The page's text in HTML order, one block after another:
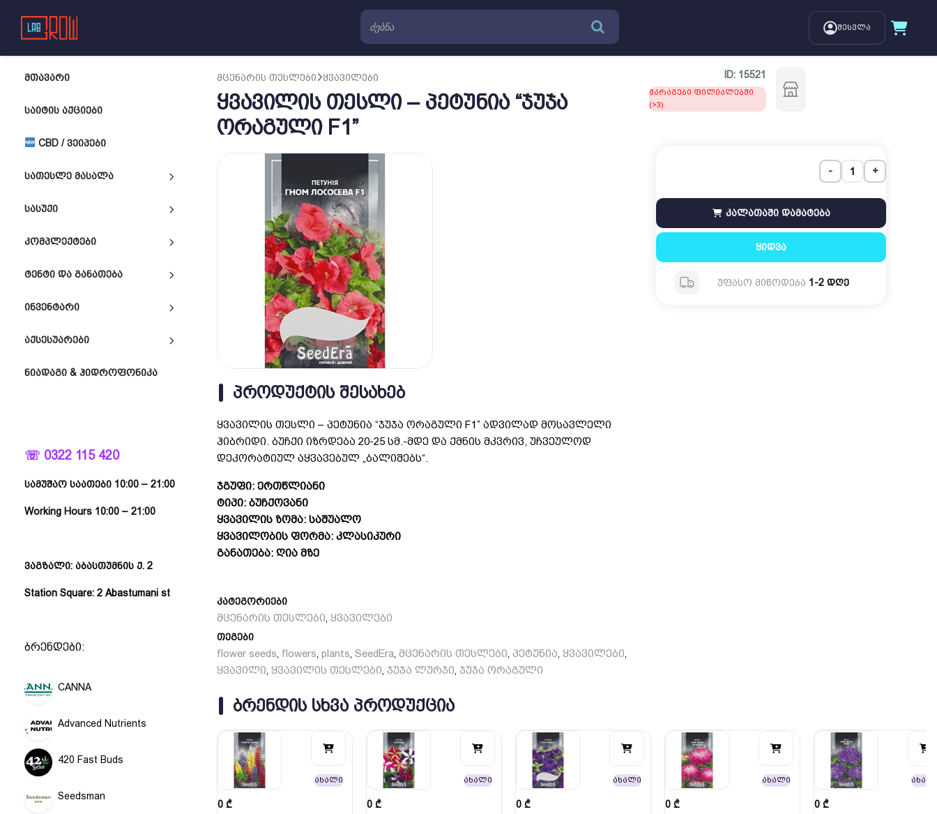
შესვლა
ᲛᲗᲐᲕᲐᲠᲘ
ᲡᲐᲘᲢᲘᲡ ᲐᲥᲪᲘᲔᲑᲘ
CBD / ᲕᲔᲘᲞᲔᲑᲘ
ᲡᲐᲗᲔᲡᲚᲔ ᲛᲐᲡᲐᲚᲐ
ᲡᲐᲡᲣᲥᲘ
ᲙᲝᲛᲞᲚᲔᲥᲢᲔᲑᲘ
ᲢᲔᲜᲢᲘ ᲓᲐ ᲒᲐᲜᲐᲗᲔᲑᲐ
ᲘᲜᲕᲔᲜᲢᲐᲠᲘ
ᲐᲥᲡᲔᲡᲣᲐᲠᲔᲑᲘ
ᲜᲘᲐᲓᲐᲒᲘ & ᲰᲘᲓᲠᲝᲤᲝᲜᲘᲙᲐ
☏ 0322 115 420
სამუშაო საათები 10:00 – 21:00
Working Hours 10:00 – 21:00
ვაგზალი: აბასთუმნის ქ. 2
Station Square: 2 Abastumani st
ბრენდები:
CANNA
Advanced Nutrients
420 Fast Buds
Seedsman
ᲛᲪᲔᲜᲐᲠᲘᲡ ᲗᲔᲡᲚᲔᲑᲘ ᲧᲕᲐᲕᲘᲚᲔᲑᲘ
ყვავილის თესლი – პეტუნია “ჯუჯა
ორაგული F1”
ID: 15521
მარაგები ფილიალებში
(>3)
ᲞᲠᲝᲓᲣᲥᲢᲘᲡ ᲨᲔᲡᲐᲮᲔᲑ
ყვავილის თესლი – პეტუნია “ჯუჯა ორაგული F1” ადვილად მოსავლელი
ჰიბრიდი. ბუჩქი იზრდება 20-25 სმ.-მდე და ქმნის მკვრივ, უჩვეულოდ
დეკორატიულ აყვავებულ „ბალიშებს“.
ჯგუფი: ერთწლიანი
ტიპი: ბუჩქოვანი
ყვავილის ზომა: საშუალო
ყვავილობის ფორმა: კლასიკური
განათება: ღია მზე
კატეგორიები
მცენარის თესლები, ყვავილები
თეგები
flower seeds, flowers, plants, SeedEra, მცენარის თესლები, პეტუნია, ყვავილები,
ყვავილი, ყვავილის თესლები, ჯუჯა ლურჯი, ჯუჯა ორაგული
- +
კალათაში დამატება
ყიდვა
უფასო მიწოდება 1-2 დღე
ᲑᲠᲔᲜᲓᲘᲡ ᲡᲮᲕᲐ ᲞᲠᲝᲓᲣᲥᲪᲘᲐ
ახალი
0 ₾
ახალი
0 ₾
ახალი
0 ₾
ახალი
0 ₾
0 ₾